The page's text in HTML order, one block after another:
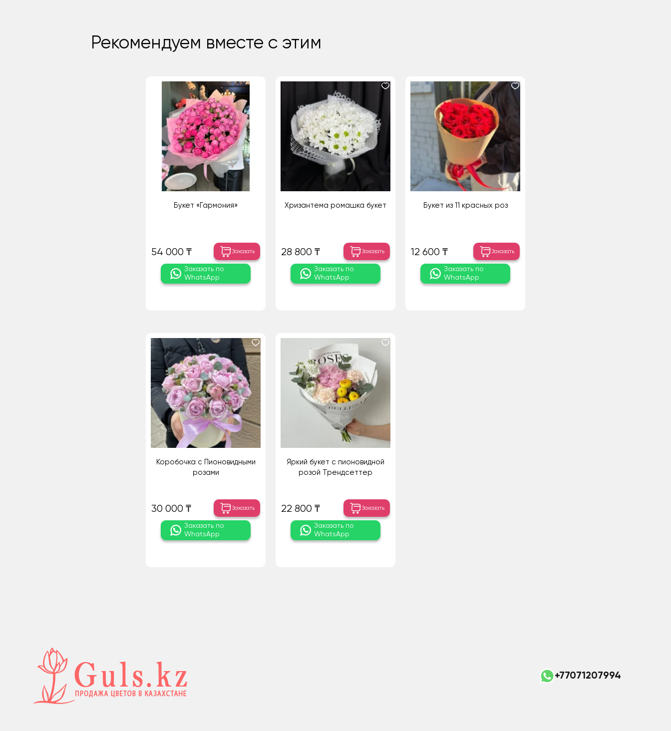
Рекомендуем вместе с этим
Букет «Гармония»
54 000 ₸ Заказать
Заказать по
WhatsApp
Хризантема ромашка букет
28 800 ₸ Заказать
Заказать по
WhatsApp
Букет из 11 красных роз
12 600 ₸ Заказать
Заказать по
WhatsApp
Коробочка с Пионовидными
розами
30 000 ₸ Заказать
Заказать по
WhatsApp
Яркий букет с пионовидной
розой Трендсеттер
22 800 ₸ Заказать
Заказать по
WhatsApp
+77071207994